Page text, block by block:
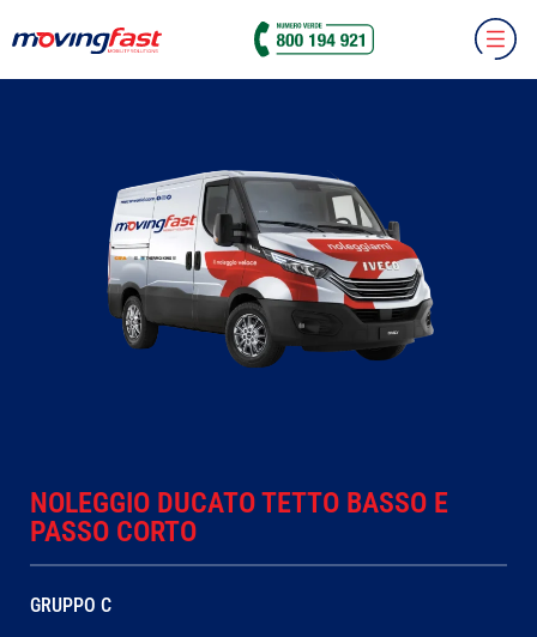
NOLEGGIO DUCATO TETTO BASSO E
PASSO CORTO
GRUPPO C